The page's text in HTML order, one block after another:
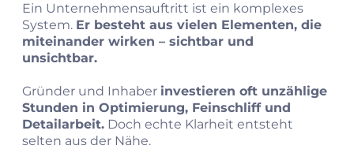
Ein Unternehmensauftritt ist ein komplexes
System. Er besteht aus vielen Elementen, die
miteinander wirken – sichtbar und
unsichtbar.
Gründer und Inhaber investieren oft unzählige
Stunden in Optimierung, Feinschliff und
Detailarbeit. Doch echte Klarheit entsteht
selten aus der Nähe.